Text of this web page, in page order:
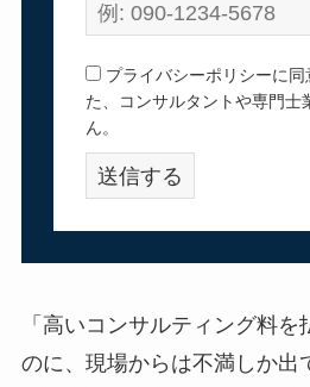
プライバシーポリシーに同
た、コンサルタントや専門士
ん。
「高いコンサルティング料
のに、現場からは不満しか出